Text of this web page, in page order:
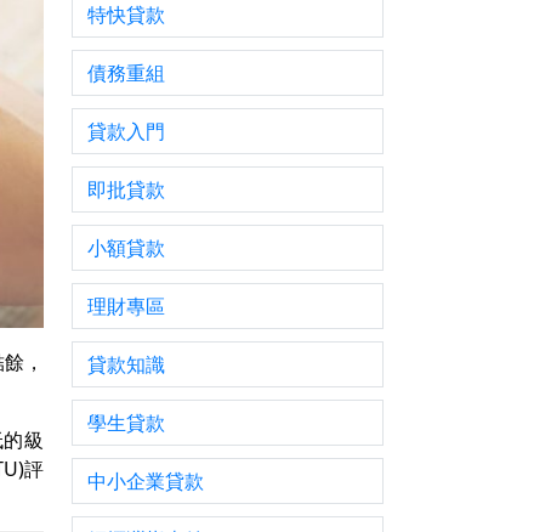
，
級
評
特快貸款
債務重組
貸款入門
即批貸款
小額貸款
理財專區
貸款知識
學生貸款
中小企業貸款